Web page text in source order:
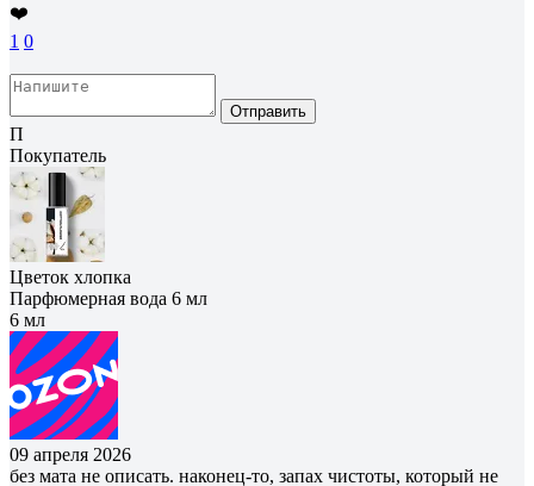
❤️
1 0
Отправить
П
Покупатель
Цветок хлопка
Парфюмерная вода 6 мл
6 мл
09 апреля 2026
без мата не описать. наконец-то, запах чистоты, который не